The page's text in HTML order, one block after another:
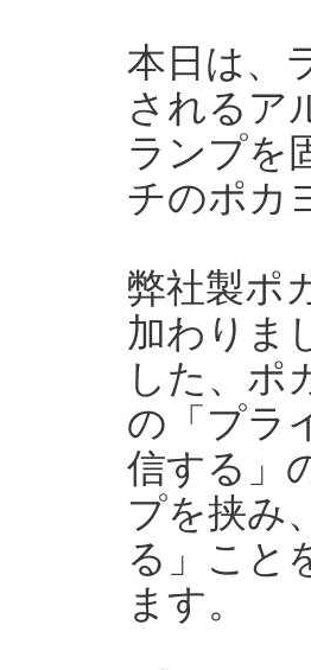
本日は、
されるア
ランプを
チのポカ
弊社製ポ
加わりま
した、ポ
の「プラ
信する」
プを挟み
る」こと
ます。